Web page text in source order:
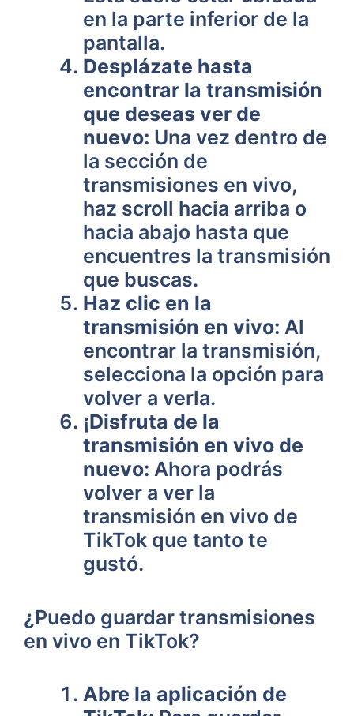
en la parte inferior de la
pantalla.
Desplázate hasta
encontrar la transmisión
que deseas ver de
nuevo: Una vez dentro de
la sección de
transmisiones en vivo,
haz scroll hacia arriba o
hacia abajo hasta que
encuentres la transmisión
que buscas.
Haz clic en la
transmisión en vivo: Al
encontrar la transmisión,
selecciona la opción para
volver a verla.
¡Disfruta de la
transmisión en vivo de
nuevo: Ahora podrás
volver a ver la
transmisión en vivo de
TikTok que tanto te
gustó.
¿Puedo guardar transmisiones
en vivo en TikTok?
Abre la aplicación de